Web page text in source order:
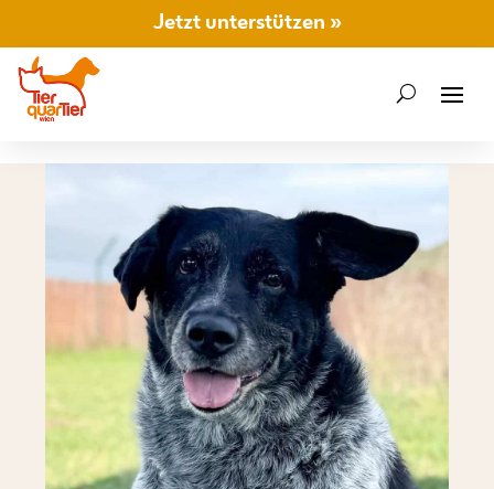
Jetzt unterstützen »